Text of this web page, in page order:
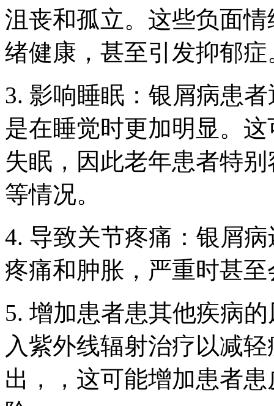
沮丧和孤立。这些负面
绪健康，甚至引发抑郁症
3. 影响睡眠：银屑病患
是在睡觉时更加明显。
失眠，因此老年患者特
等情况。
4. 导致关节疼痛：银屑
疼痛和肿胀，严重时甚
5. 增加患者患其他疾病
入紫外线辐射治疗以减轻
出，，这可能增加患者